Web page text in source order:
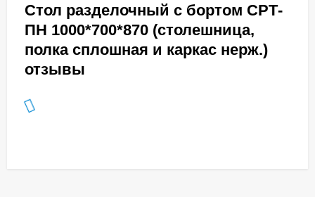
Стол разделочный с бортом СРТ-
ПН 1000*700*870 (столешница,
полка сплошная и каркас нерж.)
отзывы